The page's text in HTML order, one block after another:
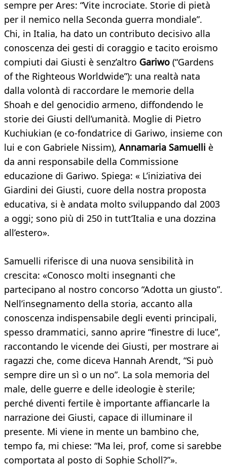
sempre per Ares: “Vite incrociate. Storie di pietà
per il nemico nella Seconda guerra mondiale”.
Chi, in Italia, ha dato un contributo decisivo alla
conoscenza dei gesti di coraggio e tacito eroismo
compiuti dai Giusti è senz’altro Gariwo (“Gardens
of the Righteous Worldwide”): una realtà nata
dalla volontà di raccordare le memorie della
Shoah e del genocidio armeno, diffondendo le
storie dei Giusti dell’umanità. Moglie di Pietro
Kuchiukian (e co-fondatrice di Gariwo, insieme con
lui e con Gabriele Nissim), Annamaria Samuelli è
da anni responsabile della Commissione
educazione di Gariwo. Spiega: « L’iniziativa dei
Giardini dei Giusti, cuore della nostra proposta
educativa, si è andata molto sviluppando dal 2003
a oggi; sono più di 250 in tutt’Italia e una dozzina
all’estero».
Samuelli riferisce di una nuova sensibilità in
crescita: «Conosco molti insegnanti che
partecipano al nostro concorso “Adotta un giusto”.
Nell’insegnamento della storia, accanto alla
conoscenza indispensabile degli eventi principali,
spesso drammatici, sanno aprire “finestre di luce”,
raccontando le vicende dei Giusti, per mostrare ai
ragazzi che, come diceva Hannah Arendt, “Si può
sempre dire un sì o un no”. La sola memoria del
male, delle guerre e delle ideologie è sterile;
perché diventi fertile è importante affiancarle la
narrazione dei Giusti, capace di illuminare il
presente. Mi viene in mente un bambino che,
tempo fa, mi chiese: “Ma lei, prof, come si sarebbe
comportata al posto di Sophie Scholl?”».